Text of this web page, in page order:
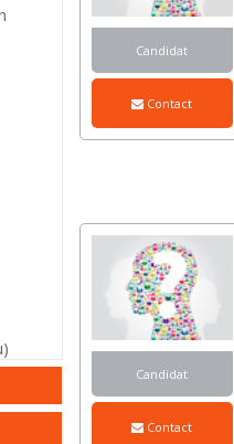
Candidat
Contact
Candidat
Contact